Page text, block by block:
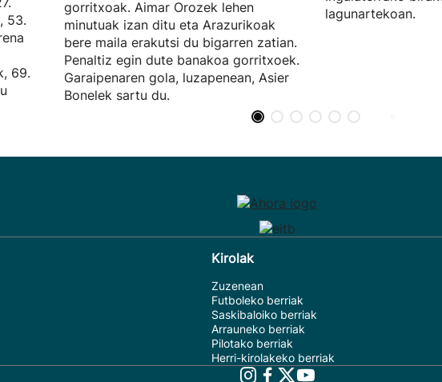
53.
69.
gorritxoak. Aimar Orozek lehen
minutuak izan ditu eta Arazurikoak
bere maila erakutsi du bigarren zatian.
Penaltiz egin dute banakoa gorritxoek.
Garaipenaren gola, luzapenean, Asier
Bonelek sartu du.
lagunartekoan.
Kirolak
Zuzenean
Futboleko berriak
Saskibaloiko berriak
Arrauneko berriak
Pilotako berriak
Herri-kirolakeko berriak